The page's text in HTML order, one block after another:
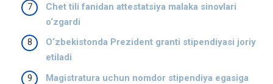
Chet tili fanidan attestatsiya malaka sinovlari
o‘zgardi
O‘zbekistonda Prezident granti stipendiyasi joriy
etiladi
Magistratura uchun nomdor stipendiya egasiga